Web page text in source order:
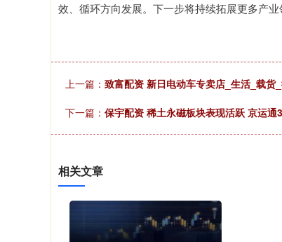
效、循环方向发展。下一步将持续拓展更多产业
上一篇： 致富配资 新日电动车专卖店_生活_载货
下一篇： 保宇配资 稀土永磁板块表现活跃 京运通
相关文章